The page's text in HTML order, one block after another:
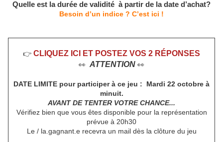
Quelle est la durée de validité à partir de la date d’achat?
Besoin d’un indice ? C’est ici !
👉 CLIQUEZ ICI ET POSTEZ VOS 2 RÉPONSES
👀 ATTENTION 👀
DATE LIMITE pour participer à ce jeu :
Mardi 22 octobre à
minuit.
AVANT DE TENTER VOTRE CHANCE...
Vérifiez bien que vous êtes disponible pour la représentation
prévue à 20h30
Le / la.gagnant.e recevra un mail dès la clôture du jeu